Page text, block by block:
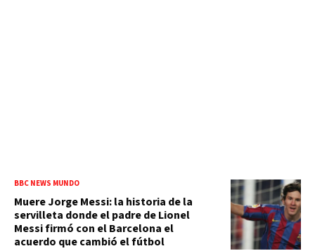
BBC NEWS MUNDO
Muere Jorge Messi: la historia de la
servilleta donde el padre de Lionel
Messi firmó con el Barcelona el
acuerdo que cambió el fútbol